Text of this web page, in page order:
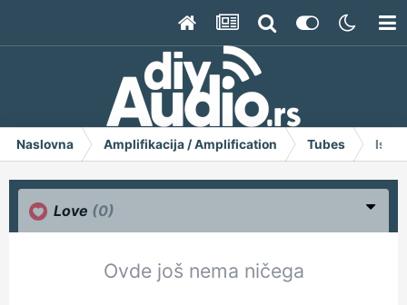
Naslovna Amplifikacija / Amplification Tubes
Love (0)
Ovde još nema ničega